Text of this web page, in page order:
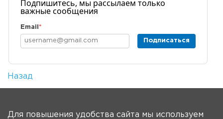
Подпишитесь, мы рассылаем только
важные сообщения
Email *
Подписаться
Назад
Для повышения удобства сайта мы используем